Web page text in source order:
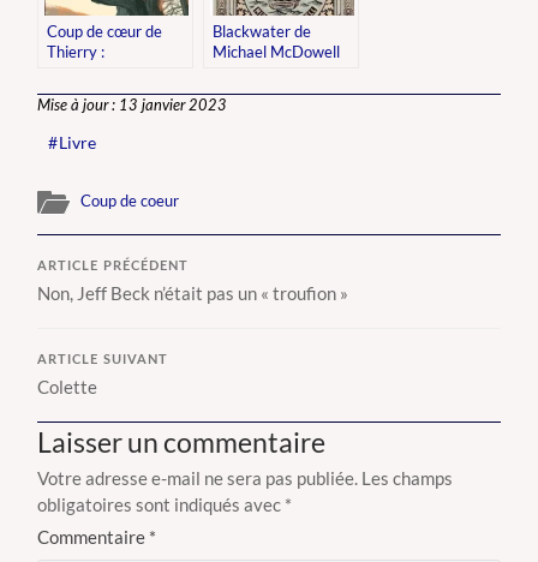
Coup de cœur de
Thierry :
Gables » de Lucy
Maud Montgomery
Blackwater de
Michael McDowell
Mise à jour : 13 janvier 2023
Livre
Coup de coeur
ARTICLE PRÉCÉDENT
Non, Jeff Beck n’était pas un « troufion »
ARTICLE SUIVANT
Colette
Laisser un commentaire
Votre adresse e-mail ne sera pas publiée. Les champs
obligatoires sont indiqués avec *
Commentaire *